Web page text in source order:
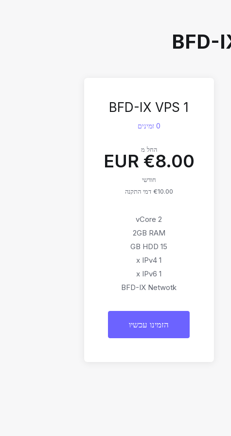
BFD-
BFD-IX VPS 1
0 זמינים
החל מ
€8.00 EUR
חודשי
€10.00 דמי התקנה
2 vCore
2GB RAM
15 GB HDD
1 x IPv4
1 x IPv6
BFD-IX Netwotk
הזמינו עכשיו